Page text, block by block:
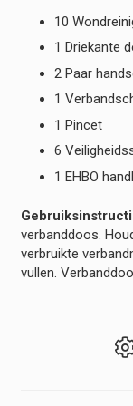
10
1 Driekante
2 Paar
1
1 Pincet
6
1 EHBO
verbanddoos.
verbruikte
vullen.